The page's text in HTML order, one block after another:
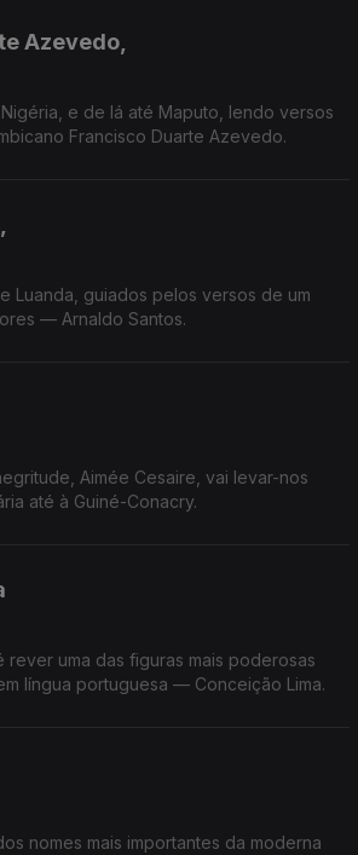
Azevedo,
e de lá até Maputo, lendo versos
Francisco Duarte Azevedo.
Luanda, guiados pelos versos de um
— Arnaldo Santos.
Aimée Cesaire, vai levar-nos
até à Guiné-Conacry.
rever uma das figuras mais poderosas
língua portuguesa — Conceição Lima.
nomes mais importantes da moderna